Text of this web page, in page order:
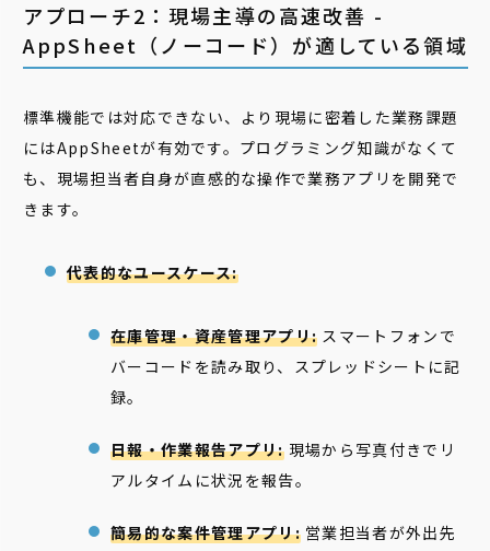
アプローチ2：現場主導の高速改善 -
AppSheet（ノーコード）が適している領域
標準機能では対応できない、より現場に密着した業務課題
にはAppSheetが有効です。プログラミング知識がなくて
も、現場担当者自身が直感的な操作で業務アプリを開発で
きます。
代表的なユースケース:
在庫管理・資産管理アプリ: スマートフォンで
バーコードを読み取り、スプレッドシートに記
録。
日報・作業報告アプリ:現場から写真付きでリ
アルタイムに状況を報告。
簡易的な案件管理アプリ:営業担当者が外出先